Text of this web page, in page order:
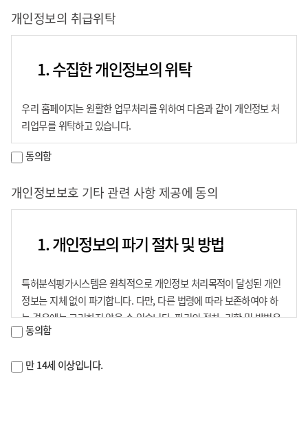
의 조합을 말한다.
“비밀번호”라 함은 ID로 식별되는 회원의 본인 여부를 검증하기 위
을 말한다.
이 약관에서 이용하는 용어 중 제 ①항에서 정하지 아니한 것은 관
계법령 및 서비스별 안내에서 정하는 바에 따르며, 그 외에는 일반
관례에 따른다.
제 3 조 (약관의 개정)
① 진흥회는 약관을 개정할 경우 개정내용에 대해서 그 내용을 서비스
화면에 게시하거나, 또는 회원이 제공한 전자우편 주소를 이용하여 그
개정 내용은 이용자가 연결화면을 통하여 볼 수 있도록 할 수 있다.
② 회원은 정기적으로 진흥회에서 제공하는 서비스에 접속하여 약관
부정확성, 서비스 미 방문 등의 사유로 인해 변경된 약관에 대한 정보
를 알지 못해 발생하는 회원의 피해는 진흥회에서 책임지지 않는다.
③ 회원은 변경된 약관에 동의하지 않을 경우 회원 해지를 요청할 수
이용할 경우 약관의 변경 사항에 동의한 것으로 간주한다.
자동수집항목 : 서비스 이용시 접속 IP(Internet Protocol)주소,
접속시간
필수항목 : 회원구분, 아이디, 비밀번호, 단체명, 이메일, 전화번호,
자동수집항목 : 서비스 이용시 접속 IP(Internet Protocol)주소,
접속시간
- 부정한 방법으로 타인명의를 사용하는 경우에 대비하기 위해 정보이
※ 부정한 방법으로 타인명의 사용 시, 주민등록법 제37조(벌칙)에 의
해 처벌 받을 수 있습니다.
3. 개인정보의 보유 및 이용기간(공공기
록물 관리에 관한 법률 시행령 제26조)
특허분석평가시스템은 회원가입 탈퇴를 신청한 경우에 한하여 지체 없
가. 개인정보의 보유 및 이용기간 : 준영구
가. 홈페이지 회원 관리 및 관련 서비스 제공
나. 한국발명진흥회에서 운영하는 사업에 대한 홍보
2. 수집하는 항목
이메일 수신 여부, 휴대폰 문자 수신 여부
특허분석평가시스템은 회원가입 탈퇴를 신청한 경우에 한하여 지체 없
가. 개인정보의 보유 및 이용기간 : 준영구
4. 거부권 및 불이익
회원은 위 선택 개인정보 수집 및 이용목적에 대하여 동의를 거부하실
개인정보의 취급위탁
1. 수집한 개인정보의 위탁
우리 홈페이지는 원활한 업무처리를 위하여 다음과 같이 개인정보 처
리업무를 위탁하고 있습니다.
가. 수탁업체 : ㈜인우기술, 주식회사 엘리먼트소프트
다. 위탁업무내용(목적) : 특허 분석 및 평가 정보 서비스(전산시스템
개발 관리 업무, 시스템 보안관리 등) 제공
2. 거부권 및 불이익
수집한 개인정보의 위탁에 동의를 거부할 권리가 있으나 특허분석평가
시스템 서비스 이용이 제한됩니다.
동의함
개인정보보호 기타 관련 사항 제공에 동의
1. 개인정보의 파기 절차 및 방법
특허분석평가시스템은 원칙적으로 개인정보 처리목적이 달성된 개인
정보는 지체 없이 파기합니다. 다만, 다른 법령에 따라 보존하여야 하
는 경우에는 그러하지 않을 수 있습니다. 파기의 절차, 기한 및 방법은
다음과 같습니다.
가. 파기절차
불필요한 개인정보 및 개인정보파일은 개인정보책임자의 책임 하에 내
동의함
만 14세 이상입니다.